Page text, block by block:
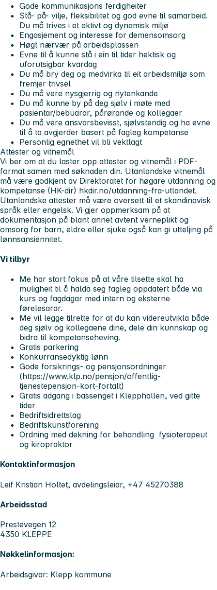
Gode kommunikasjons ferdigheiter
Stå- på- vilje, fleksibilitet og god evne til samarbeid.
Du må trives i et aktivt og dynamisk miljø
Engasjement og interesse for demensomsorg
Høgt nærvær på arbeidsplassen
Evne til å kunne stå i ein til tider hektisk og
uforutsigbar kvardag
Du må bry deg og medvirka til eit arbeidsmiljø som
fremjer trivsel
Du må vere nysgjerrig og nytenkande
Du må kunne by på deg sjølv i møte med
pasientar/bebuarar, pårørande og kollegaer
Du må vere ansvarsbevisst, sjølvstendig og ha evne
til å ta avgjerder basert på fagleg kompetanse
Personlig egnethet vil bli vektlagt
Attester og vitnemål
Vi ber om at du laster opp attester og vitnemål i PDF-
format samen med søknaden din. Utanlandske vitnemål
må være godkjent av Direktoratet for høgare utdanning og
kompetanse (HK-dir) hkdir.no/utdanning-fra-utlandet.
Utanlandske attester må være oversett til et skandinavisk
språk eller engelsk. Vi gjer oppmerksam på at
dokumentasjon på blant annet avtent verneplikt og
omsorg for barn, eldre eller sjuke også kan gi utteljing på
lønnsansiennitet.
Vi tilbyr
Me har stort fokus på at våre tilsette skal ha
muligheit til å halda seg fagleg oppdatert både via
kurs og fagdagar med intern og eksterne
førelesarar.
Me vil legge tilrette for at du kan videreutvikla både
deg sjølv og kollegaene dine, dele din kunnskap og
bidra til kompetanseheving.
Gratis parkering
Konkurransedyktig lønn
Gode forsikrings- og pensjonsordninger
(https://www.klp.no/pensjon/offentlig-
tjenestepensjon-kort-fortalt)
Gratis adgang i bassenget i Klepphallen, ved gitte
tider
Bedriftsidrettslag
Bedriftskunstforening
Ordning med dekning for behandling fysioterapeut
og kiropraktor
Kontaktinformasjon
Leif Kristian Holtet, avdelingsleiar, +47 45270388
Arbeidsstad
Prestevegen 12
4350 KLEPPE
Nøkkelinformasjon:
Arbeidsgivar: Klepp kommune